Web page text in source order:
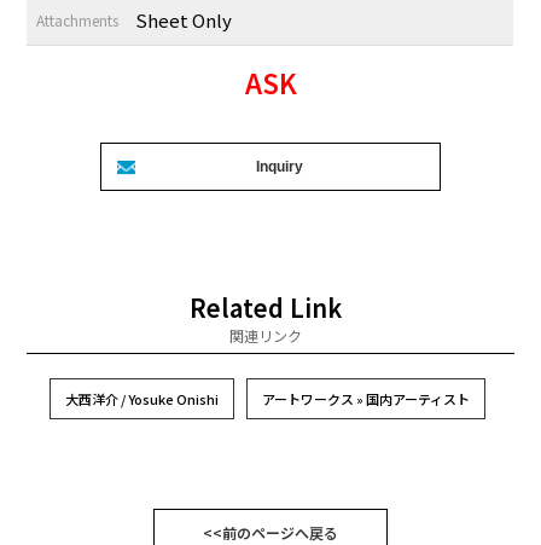
Attachments Sheet Only
ASK
Related Link
関連リンク
大西洋介 / Yosuke Onishi アートワークス » 国内アーティスト
<<前のページへ戻る